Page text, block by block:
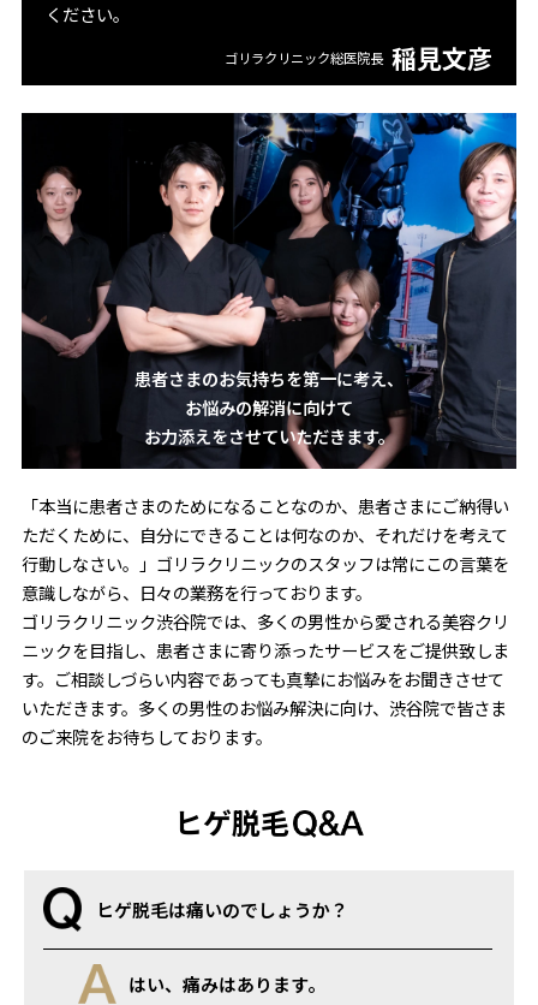
ください。
ゴリラクリニック総医院長 稲見文彦
患者さまのお気持ちを第一に考え、
お悩みの解消に向けて
お力添えをさせていただきます。
「本当に患者さまのためになることなのか、患者さまにご納得い
ただくために、自分にできることは何なのか、それだけを考えて
行動しなさい。」ゴリラクリニックのスタッフは常にこの言葉を
意識しながら、日々の業務を行っております。
ゴリラクリニック渋谷院では、多くの男性から愛される美容クリ
ニックを目指し、患者さまに寄り添ったサービスをご提供致しま
す。ご相談しづらい内容であっても真摯にお悩みをお聞きさせて
いただきます。多くの男性のお悩み解決に向け、渋谷院で皆さま
のご来院をお待ちしております。
ヒゲ脱毛
ヒゲ脱毛は痛いのでしょうか？
はい、痛みはあります。